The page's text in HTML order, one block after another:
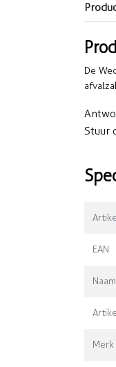
De
Stuur
EAN
Naam
Merk